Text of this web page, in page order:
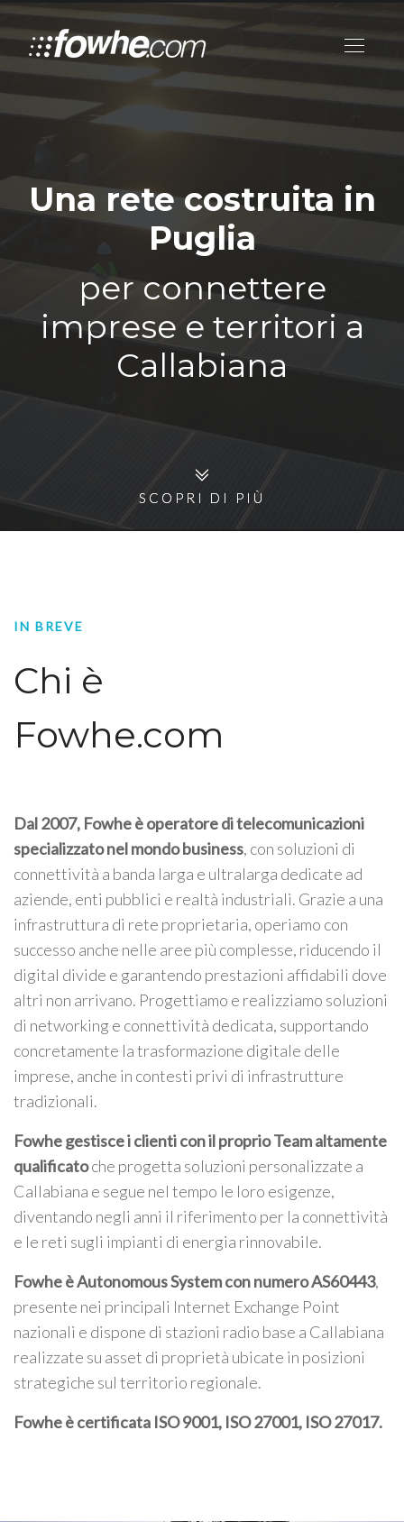
Una rete costruita in
Puglia
per connettere
imprese e territori a
Callabiana
SCOPRI DI PIÙ
SCOPRI DI PIÙ
IN BREVE
Chi è
Fowhe.com
Dal 2007, Fowhe è operatore di telecomunicazioni
specializzato nel mondo business, con soluzioni di
connettività a banda larga e ultralarga dedicate ad
aziende, enti pubblici e realtà industriali. Grazie a una
infrastruttura di rete proprietaria, operiamo con
successo anche nelle aree più complesse, riducendo il
digital divide e garantendo prestazioni affidabili dove
altri non arrivano. Progettiamo e realizziamo soluzioni
di networking e connettività dedicata, supportando
concretamente la trasformazione digitale delle
imprese, anche in contesti privi di infrastrutture
tradizionali.
Fowhe gestisce i clienti con il proprio Team altamente
qualificatoche progetta soluzioni personalizzate a
Callabiana e segue nel tempo le loro esigenze,
diventando negli anni il riferimento per la connettività
e le reti sugli impianti di energia rinnovabile.
Fowhe è Autonomous System con numero AS60443,
presente nei principali Internet Exchange Point
nazionali e dispone di stazioni radio base a Callabiana
realizzate su asset di proprietà ubicate in posizioni
strategiche sul territorio regionale.
Fowhe è certificata ISO 9001, ISO 27001, ISO 27017.